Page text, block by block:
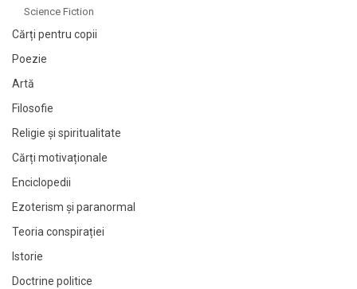
Science Fiction
Cărți pentru copii
Poezie
Artă
Filosofie
Religie și spiritualitate
Cărți motivaționale
Enciclopedii
Ezoterism și paranormal
Teoria conspirației
Istorie
Doctrine politice